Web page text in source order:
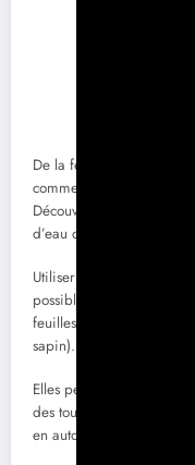
De la feuille de Catappa
comment utiliser des
Découvrez les vertues
d’eau douce.
Utiliser des feuilles
possible et cela peut
feuilles d’arbres sont
sapin).
Elles peuvent remplacer
des tourbières), plus
en automne (pas de